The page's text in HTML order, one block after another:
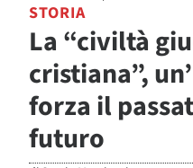
STORIA
La “civiltà
cristiana”,
forza il
futuro